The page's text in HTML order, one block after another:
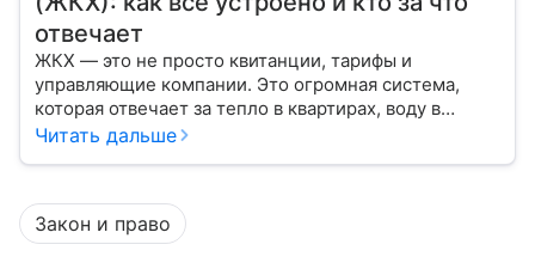
отвечает
ЖКХ — это не просто квитанции, тарифы и
управляющие компании. Это огромная система,
которая отвечает за тепло в квартирах, воду в
кране, освещение улиц и чистоту во дворах.
Читать дальше
Закон и право